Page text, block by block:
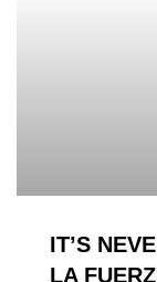
IT’S
LA